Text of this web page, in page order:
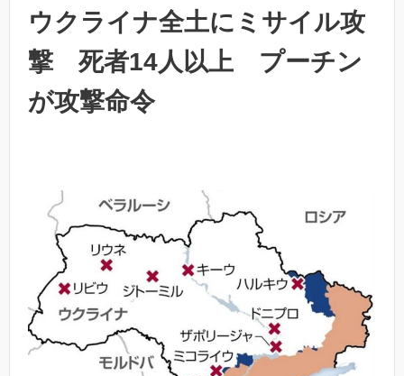
ウクライナ全土にミサイル攻
撃 死者14人以上 プーチン
が攻撃命令